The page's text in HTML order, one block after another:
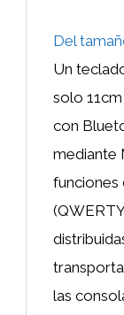
Del
Un
solo
con
mediante
funciones
las